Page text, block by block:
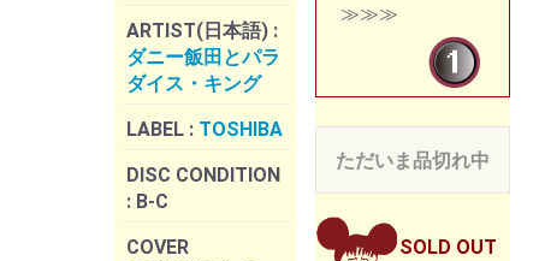
ARTIST(日本語) :
ダニー飯田とパラ
ダイス・キング
LABEL : TOSHIBA
DISC CONDITION
: B-C
COVER
≫≫≫
ただいま品切れ中
SOLD OUT